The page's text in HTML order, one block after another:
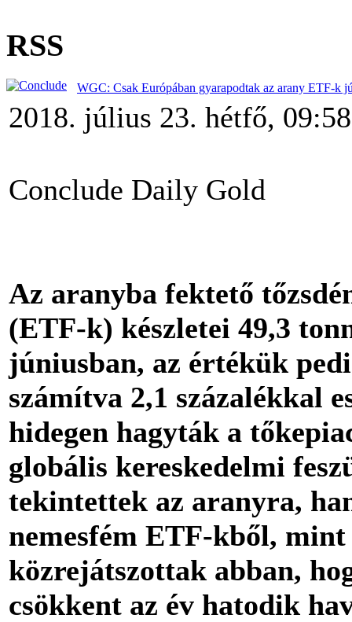
RSS
WGC: Csak Európában gyarapodtak az arany ETF-k
2018. július 23. hétfő, 09:58
Conclude Daily Gold
Az aranyba fektető
(ETF-k) készletei 49,3
júniusban, az értékük
számítva 2,1 százalékkal
hidegen hagyták a
globális kereskedelmi
tekintettek az aranyra,
nemesfém ETF-kből,
közrejátszottak abban,
csökkent az év hatodik